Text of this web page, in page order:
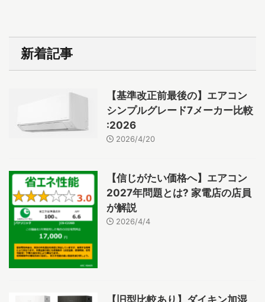
新着記事
【基準改正前最後の】エアコン
シンプルグレード7メーカー比較
:2026
2026/4/20
【信じがたい価格へ】エアコン
2027年問題とは? 家電店の店員
が解説
2026/4/4